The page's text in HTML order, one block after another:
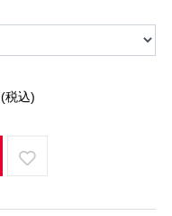
(税込)